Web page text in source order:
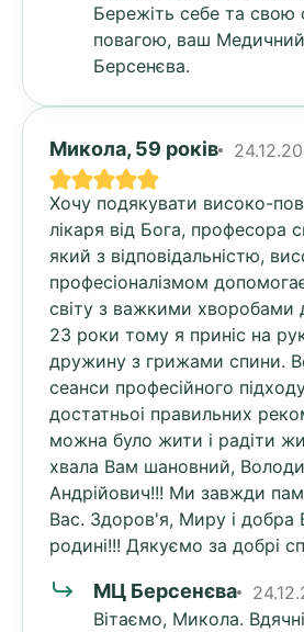
Бережіть себе та свою
повагою, ваш
Берсенєва.
Микола, 59 років
Хочу подякувати високо-
лікаря від Бога, професора
який з відповідальністю,
професіоналізмом
світу з важкими хворобами
23 роки тому я приніс на
дружину з грижами спини.
сеанси професійного
достатньоі правильних
можна було жити і радіти
хвала Вам шановний,
Андрійович!!! Ми завжди
Вас. Здоров'я, Миру і добра
родині!!! Дякуємо за добрі
МЦ Берсенєва
Вітаємо, Микола.